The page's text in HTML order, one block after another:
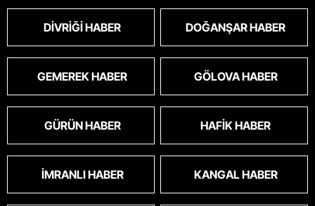
DIVRIĞI HABER DOĞANŞAR HABER
GEMEREK HABER GÖLOVA HABER
GÜRÜN HABER HAFIK HABER
İMRANLI HABER KANGAL HABER